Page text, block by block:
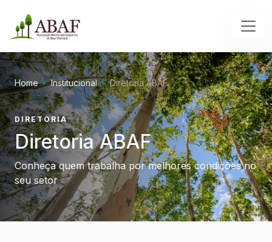
Home Institucional Diretoria ABAF
DIRETORIA
Diretoria ABAF
Conheça quem trabalha por melhores condições no
seu setor